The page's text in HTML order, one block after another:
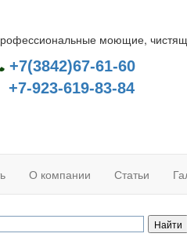
моющие,
+7(3842)67-61-60
+7-923-619-83-84
О компании Статьи